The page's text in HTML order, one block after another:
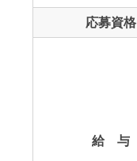
応募資格
給 与